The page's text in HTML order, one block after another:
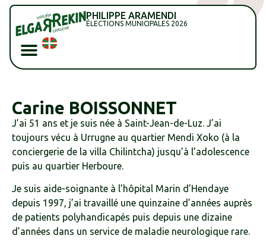
PHILIPPE ARAMENDI
ÉLECTIONS MUNICIPALES 2026
Carine BOISSONNET
J’ai 51 ans et je suis née à Saint-Jean-de-Luz. J’ai
toujours vécu à Urrugne au quartier Mendi Xoko (à la
conciergerie de la villa Chilintcha) jusqu’à l’adolescence
puis au quartier Herboure.
Je suis aide-soignante à l’hôpital Marin d’Hendaye
depuis 1997, j’ai travaillé une quinzaine d’années auprès
de patients polyhandicapés puis depuis une dizaine
d’années dans un service de maladie neurologique rare.